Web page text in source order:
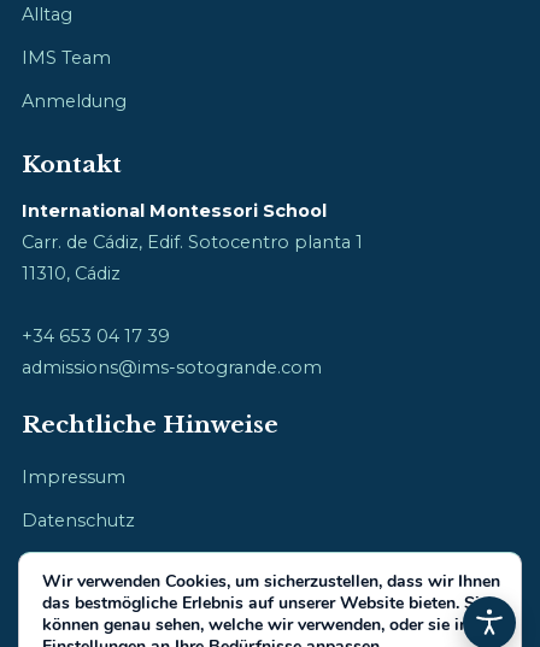
Alltag
IMS Team
Anmeldung
Kontakt
International Montessori School
Carr. de Cádiz, Edif. Sotocentro planta 1
11310, Cádiz
+34 653 04 17 39
admissions@ims-sotogrande.com
Rechtliche Hinweise
Impressum
Datenschutz
Cookie-Richtlinie
Wir verwenden Cookies, um sicherzustellen, dass wir Ihnen
das bestmögliche Erlebnis auf unserer Website bieten. Sie
können genau sehen, welche wir verwenden, oder sie in den